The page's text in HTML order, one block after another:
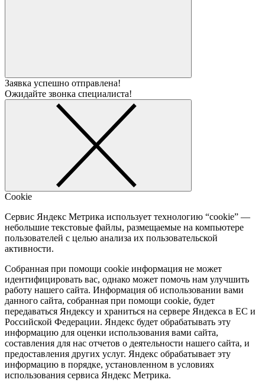
Заявка успешно отправлена!
Ожидайте звонка специалиста!
Cookie
Сервис Яндекс Метрика использует технологию “cookie” —
небольшие текстовые файлы, размещаемые на компьютере
пользователей с целью анализа их пользовательской
активности.
Собранная при помощи cookie информация не может
идентифицировать вас, однако может помочь нам улучшить
работу нашего сайта. Информация об использовании вами
данного сайта, собранная при помощи cookie, будет
передаваться Яндексу и храниться на сервере Яндекса в ЕС и
Российской Федерации. Яндекс будет обрабатывать эту
информацию для оценки использования вами сайта,
составления для нас отчетов о деятельности нашего сайта, и
предоставления других услуг. Яндекс обрабатывает эту
информацию в порядке, установленном в условиях
использования сервиса Яндекс Метрика.